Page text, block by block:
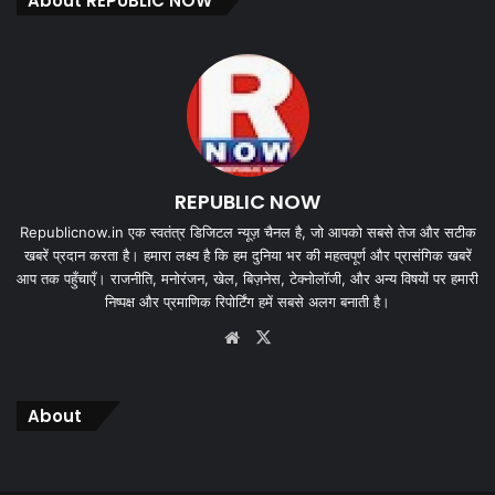
REPUBLIC NOW
Republicnow.in एक स्वतंत्र डिजिटल न्यूज़ चैनल है, जो आपको सबसे तेज और सटीक
खबरें प्रदान करता है। हमारा लक्ष्य है कि हम दुनिया भर की महत्वपूर्ण और प्रासंगिक खबरें
आप तक पहुँचाएँ। राजनीति, मनोरंजन, खेल, बिज़नेस, टेक्नोलॉजी, और अन्य विषयों पर हमारी
निष्पक्ष और प्रमाणिक रिपोर्टिंग हमें सबसे अलग बनाती है।
Website
About